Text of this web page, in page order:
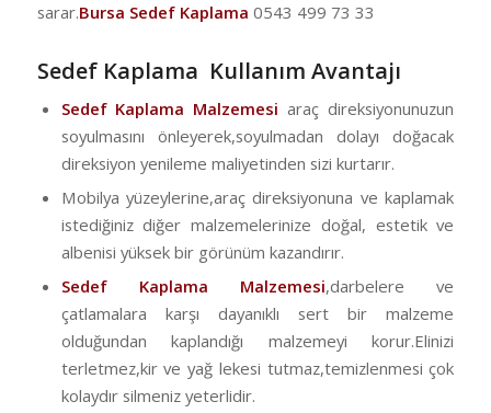
sarar.Bursa Sedef Kaplama 0543 499 73 33
Sedef Kaplama Kullanım Avantajı
Sedef Kaplama Malzemesi araç direksiyonunuzun
soyulmasını önleyerek,soyulmadan dolayı doğacak
direksiyon yenileme maliyetinden sizi kurtarır.
Mobilya yüzeylerine,araç direksiyonuna ve kaplamak
istediğiniz diğer malzemelerinize doğal, estetik ve
albenisi yüksek bir görünüm kazandırır.
Sedef Kaplama Malzemesi,darbelere ve
çatlamalara karşı dayanıklı sert bir malzeme
olduğundan kaplandığı malzemeyi korur.Elinizi
terletmez,kir ve yağ lekesi tutmaz,temizlenmesi çok
kolaydır silmeniz yeterlidir.